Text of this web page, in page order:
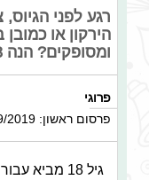
רגע לפני
הירקון או
ומסופקים? הנה 3 הצעות למסלולי טיול מיוחדים
פרוגי
פרסום ראשון: 05/09/2019, 13:27
גיל 18